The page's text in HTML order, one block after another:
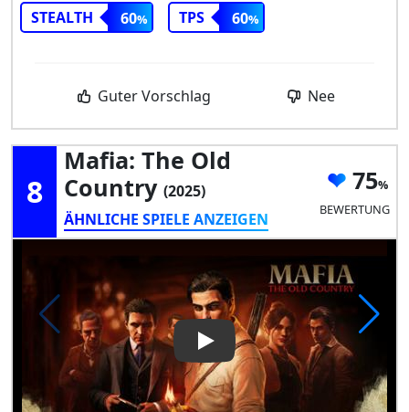
STEALTH
60 TPS 60
Guter Vorschlag Nee
8
Mafia: The Old
Country (2025)
ÄHNLICHE SPIELE ANZEIGEN
75
BEWERTUNG
Play Video: Mafia: The Old